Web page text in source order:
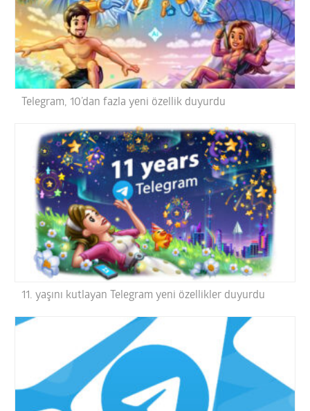
Telegram, 10’dan fazla yeni özellik duyurdu
11. yaşını kutlayan Telegram yeni özellikler duyurdu